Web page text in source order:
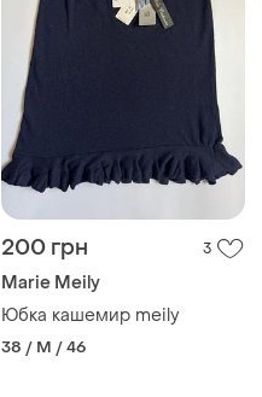
200 грн 3
Marie Meily
Юбка кашемир meily
38 / M / 46